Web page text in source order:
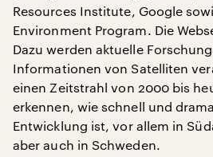
Resources Institute, Google
Environment Program. Die
Dazu werden aktuelle
Informationen von Satelliten
einen Zeitstrahl von 2000 bis
erkennen, wie schnell und
Entwicklung ist, vor allem in
aber auch in Schweden.